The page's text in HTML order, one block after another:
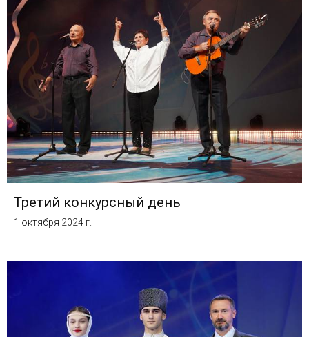
Третий конкурсный день
1 октября 2024 г.